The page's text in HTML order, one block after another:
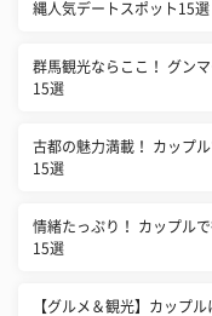
縄人気デートスポット15選
群馬観光ならここ！ グン
15選
古都の魅力満載！ カップ
15選
情緒たっぷり！ カップル
15選
【グルメ＆観光】カップ